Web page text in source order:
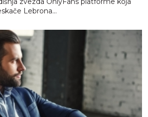
zarađuju sumanute cifre jer su,
zvezda OnlyFans platforme koja
Lebrona...